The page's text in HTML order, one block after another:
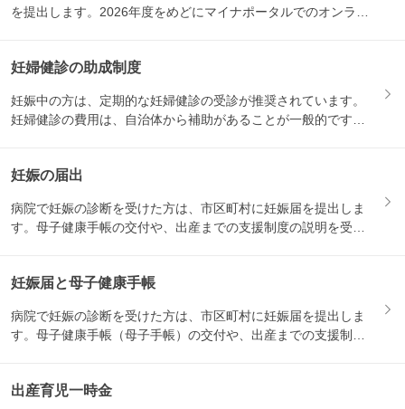
を提出します。2026年度をめどにマイナポータルでのオンライ
妊婦健診の助成制度
妊娠中の方は、定期的な妊婦健診の受診が推奨されています。
妊婦健診の費用は、自治体から補助があることが一般的です。
妊娠の届出
病院で妊娠の診断を受けた方は、市区町村に妊娠届を提出しま
す。母子健康手帳の交付や、出産までの支援制度の説明を受け
妊娠届と母子健康手帳
病院で妊娠の診断を受けた方は、市区町村に妊娠届を提出しま
す。母子健康手帳（母子手帳）の交付や、出産までの支援制度
出産育児一時金